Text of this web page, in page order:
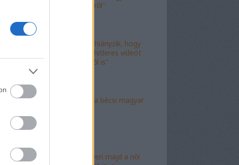
férfi az erkélyről"
"Már csak az hiányzik, hogy
valami idióta hitleres videót
csináljon ebből is"
"Mély torok" a bécsi magyar
"Mészáros nyeri majd a női